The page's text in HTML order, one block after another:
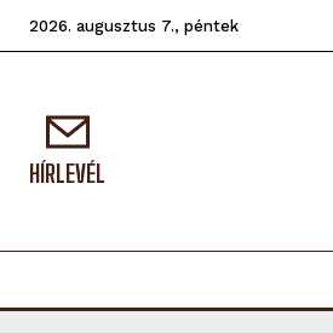
2026. augusztus 7., péntek
HÍRLEVÉL